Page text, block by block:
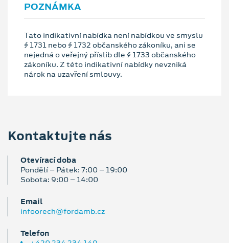
POZNÁMKA
Tato indikativní nabídka není nabídkou ve smyslu
§ 1731 nebo § 1732 občanského zákoníku, ani se
nejedná o veřejný příslib dle § 1733 občanského
zákoníku. Z této indikativní nabídky nevzniká
nárok na uzavření smlouvy.
Kontaktujte nás
Otevírací doba
Pondělí – Pátek: 7:00 – 19:00
Sobota: 9:00 – 14:00
Email
infoorech@fordamb.cz
Telefon